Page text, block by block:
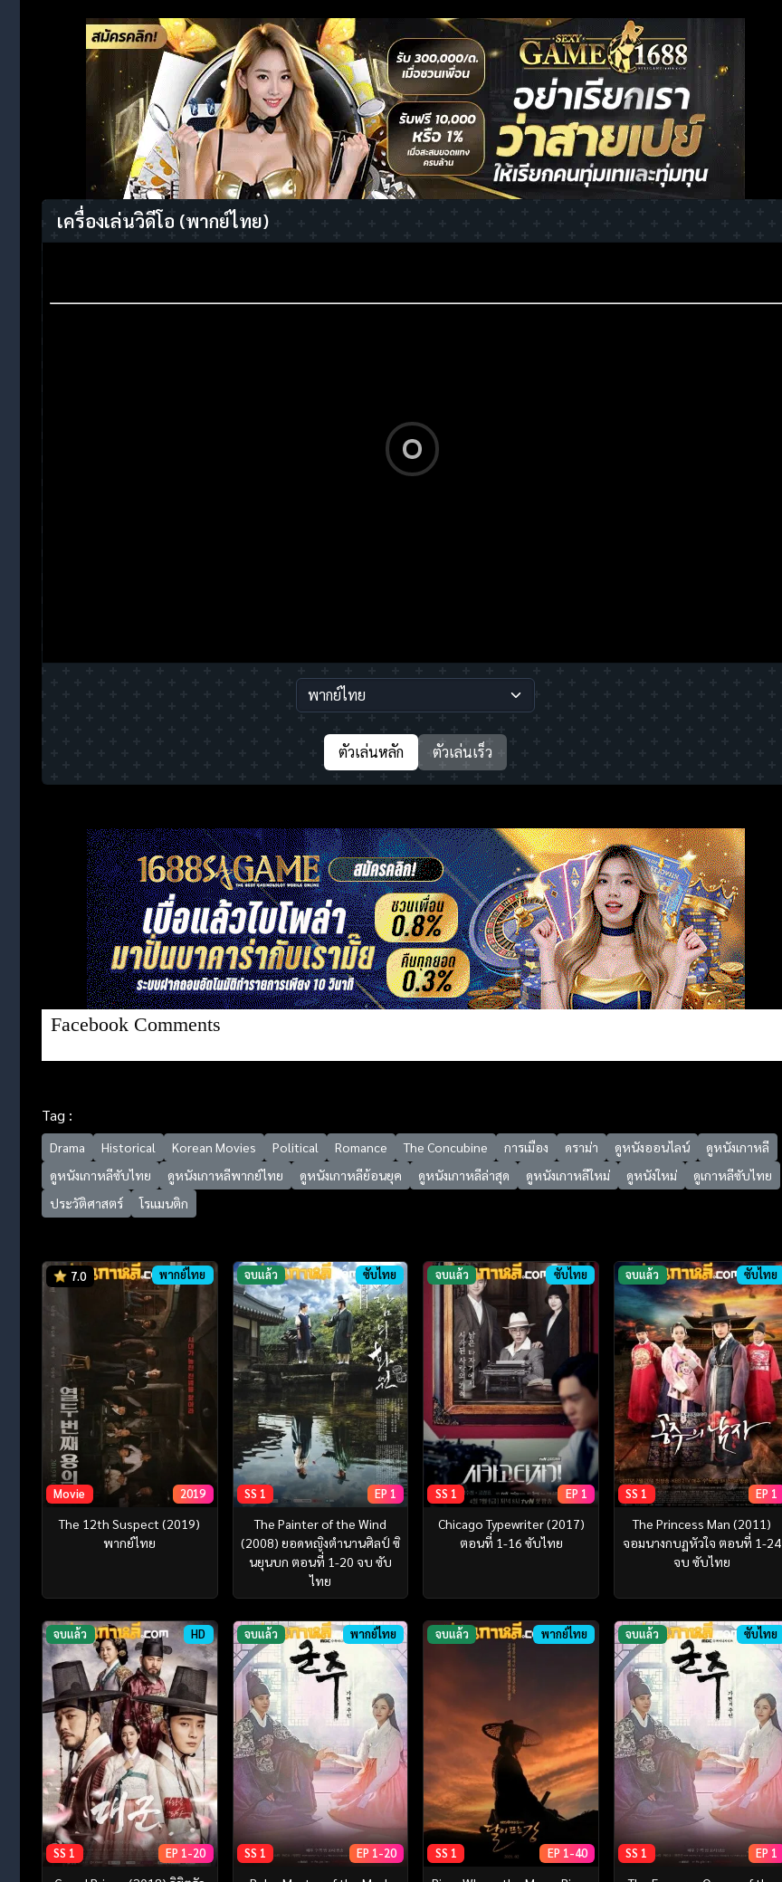
เครื่องเล่นวิดีโอ (พากย์ไทย)
ตัวเล่นหลัก ตัวเล่นเร็ว
Facebook Comments
Tag :
Drama Historical Korean Movies Political Romance The Concubine การเมือง ดราม่า ดูหนังออนไลน์
ดูหนังเกาหลี
ดูหนังเกาหลีซับไทย
ดูหนังเกาหลีพากย์ไทย ดูหนังเกาหลีย้อนยุค ดูหนังเกาหลีล่าสุด ดูหนังเกาหลีใหม่ ดูหนังใหม่
ดูเกาหลีซับไทย
ประวัติศาสตร์
โรแมนติก
7.0 พากย์ไทย
Movie 2019
The 12th Suspect (2019)
พากย์ไทย
จบแล้ว ซับไทย
SS 1 EP 1
The Painter of the Wind
(2008) ยอดหญิงตำนานศิลป์ ซิ
นยุนบก ตอนที่ 1-20 จบ ซับ
ไทย
จบแล้ว ซับไทย
SS 1 EP 1
Chicago Typewriter (2017)
ตอนที่ 1-16 ซับไทย
จบแล้ว ซับไทย
SS 1 EP 1
The Princess Man (2011)
จอมนางกบฏหัวใจ ตอนที่ 1-24
จบ ซับไทย
จบแล้ว HD
SS 1 EP 1-20
จบแล้ว พากย์ไทย
SS 1 EP 1-20
จบแล้ว พากย์ไทย
SS 1 EP 1-40
จบแล้ว ซับไทย
SS 1 EP 1